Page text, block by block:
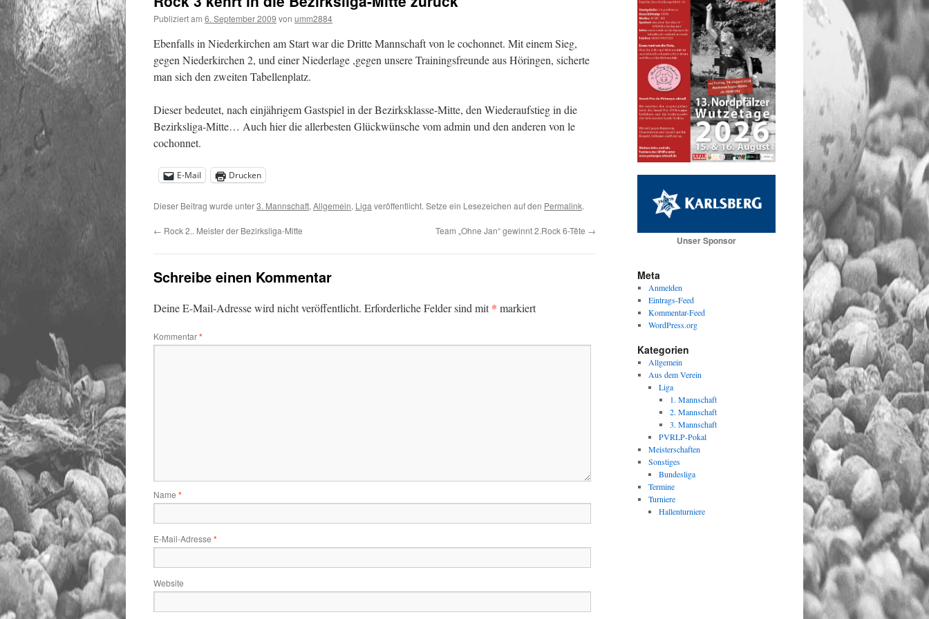
Publiziert am 6. September 2009 von umm2884
Ebenfalls in Niederkirchen am Start war die Dritte Mannschaft von le cochonnet. Mit einem Sieg,
gegen Niederkirchen 2, und einer Niederlage ,gegen unsere Trainingsfreunde aus Höringen, sicherte
man sich den zweiten Tabellenplatz.
Dieser bedeutet, nach einjährigem Gastspiel in der Bezirksklasse-Mitte, den Wiederaufstieg in die
Bezirksliga-Mitte… Auch hier die allerbesten Glückwünsche vom admin und den anderen von le
cochonnet.
E-Mail Drucken
Dieser Beitrag wurde unter3. Mannschaft, Allgemein, Liga veröffentlicht. Setze ein Lesezeichen auf den Permalink.
← Rock 2.. Meister der Bezirksliga-Mitte Team „Ohne Jan“ gewinnt 2.Rock 6-Tête →
Schreibe einen Kommentar
Deine E-Mail-Adresse wird nicht veröffentlicht. Erforderliche Felder sind mit* markiert
Kommentar*
Name *
E-Mail-Adresse *
Website
Unser Sponsor
Meta
Anmelden
Eintrags-Feed
Kommentar-Feed
WordPress.org
Kategorien
Allgemein
Aus dem Verein
Liga
1. Mannschaft
2. Mannschaft
3. Mannschaft
PVRLP-Pokal
Meisterschaften
Sonstiges
Bundesliga
Termine
Turniere
Hallenturniere